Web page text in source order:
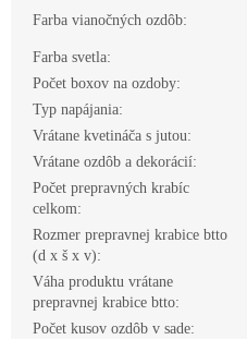
Farba vianočných ozdôb:
Farba svetla:
Počet boxov na ozdoby:
Typ napájania:
Vrátane kvetináča s jutou:
Vrátane ozdôb a dekorácií:
Počet prepravných krabíc
celkom:
Rozmer prepravnej krabice btto
(d x š x v):
Váha produktu vrátane
prepravnej krabice btto:
Počet kusov ozdôb v sade: